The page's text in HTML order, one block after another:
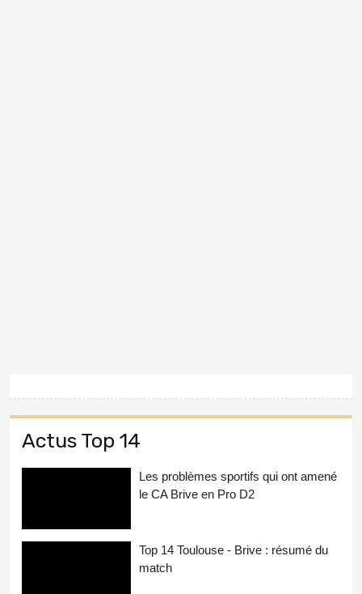
Actus Top 14
Les problèmes sportifs qui ont amené
le CA Brive en Pro D2
Top 14 Toulouse - Brive : résumé du
match